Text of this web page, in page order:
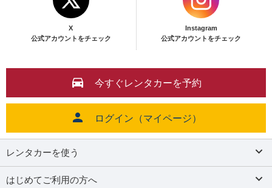
X
公式アカウントをチェック
Instagram
公式アカウントをチェック
今すぐレンタカーを予約
ログイン（マイページ）
レンタカーを使う
はじめてご利用の方へ